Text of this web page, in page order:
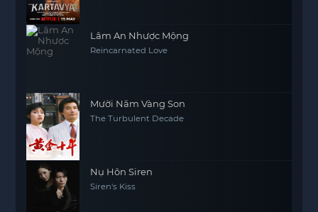
Lâm An Nhược Mộng
Reincarnated Love
Mười Năm Vàng Son
The Turbulent Decade
Nụ Hôn Siren
Siren's Kiss